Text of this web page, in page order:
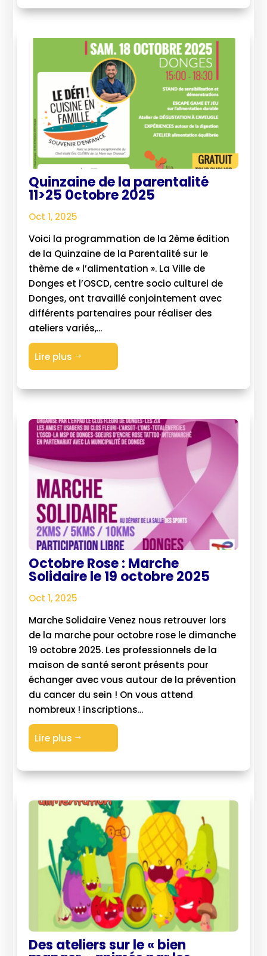
Quinzaine de la parentalité
11>25 0ctobre 2025
Oct 1, 2025
Voici la programmation de la 2ème édition
de la Quinzaine de la Parentalité sur le
thème de « l’alimentation ». La Ville de
Donges et l’OSCD, centre socio culturel de
Donges, ont travaillé conjointement avec
différents partenaires pour réaliser des
ateliers variés,...
Lire plus $
Octobre Rose : Marche
Solidaire le 19 octobre 2025
Oct 1, 2025
Marche Solidaire Venez nous retrouver lors
de la marche pour octobre rose le dimanche
19 octobre 2025. Les professionnels de la
maison de santé seront présents pour
échanger avec vous autour de la prévention
du cancer du sein ! On vous attend
nombreux ! inscriptions...
Lire plus $
Des ateliers sur le « bien